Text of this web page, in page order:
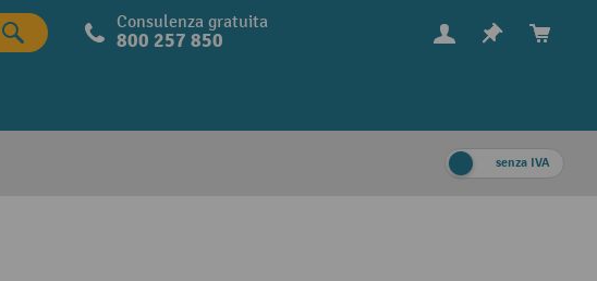
Consulenza gratuita
800 257 850
senza IVA